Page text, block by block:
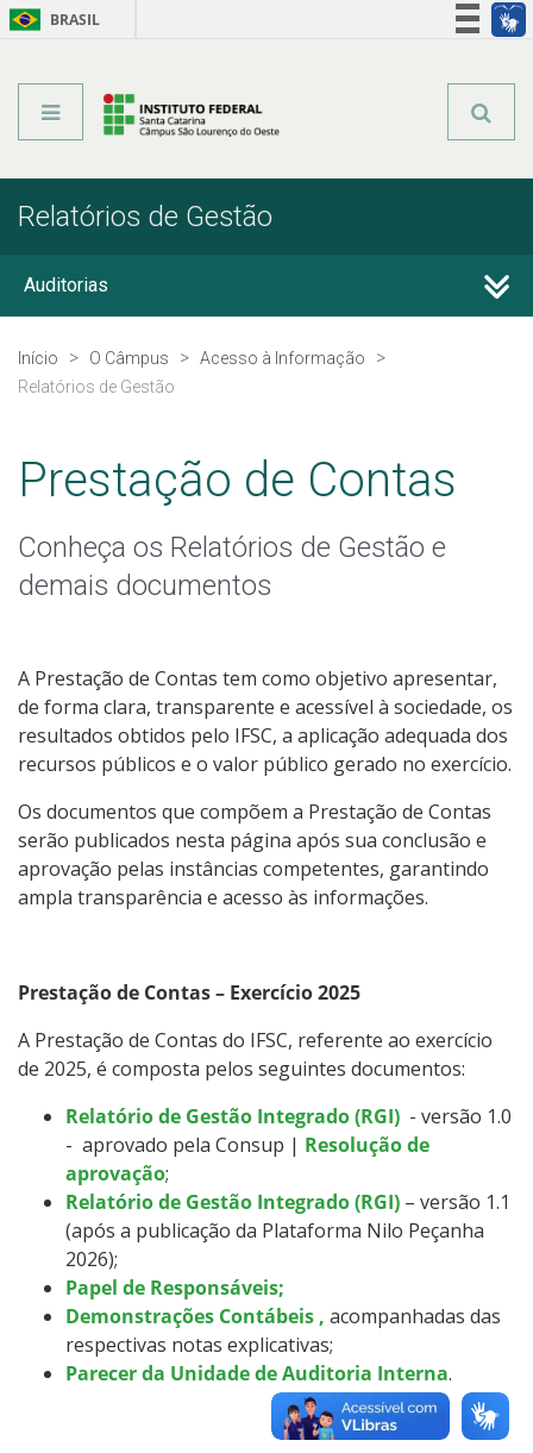
BRASIL
Relatórios de Gestão
Auditorias
Avaliação Institucional
Parcerias, convênios e transferências
Receitas e Despesas
Indicadores e Estatísticas
Peça uma informação (SIC)
Relatórios de Gestão
Perguntas Frequentes
Consulta a processos
Tecnologia da Informação
Relação com Fundação de Apoio
Início O Câmpus
Acesso à Informação
Relatórios de Gestão
Prestação de Contas
Conheça os Relatórios de Gestão e
demais documentos
A Prestação de Contas tem como objetivo apresentar,
de forma clara, transparente e acessível à sociedade, os
resultados obtidos pelo IFSC, a aplicação adequada dos
recursos públicos e o valor público gerado no exercício.
Os documentos que compõem a Prestação de Contas
serão publicados nesta página após sua conclusão e
aprovação pelas instâncias competentes, garantindo
ampla transparência e acesso às informações.
Prestação de Contas – Exercício 2025
A Prestação de Contas do IFSC, referente ao exercício
de 2025, é composta pelos seguintes documentos:
Relatório​​​​​​de Gestão Integrado(RGI) - versão 1.0
- aprovado pela Consup | Resolução de
aprovação;
Relatório de Gestão Integrado (RGI) – versão 1.1
(após a publicação da Plataforma Nilo Peçanha
2026);
Papel de Responsáveis;
Demonstrações Contábeis , acompanhadas das
respectivas notas explicativas;
Parecer da Unidade de Auditoria Interna.